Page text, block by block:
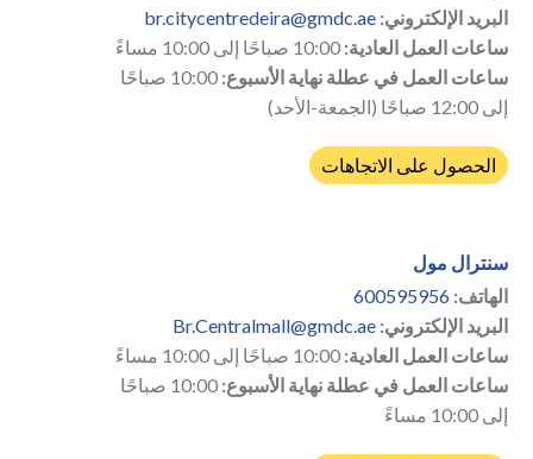
البريد الإلكتروني: br.citycentredeira@gmdc.ae
ساعات العمل العادية:
ساعات العمل في عطلة نهاية الأسبوع:
10:00 صباحًا
إلى 12:00 صباحًا (الجمعة-الأحد)
الحصول على الاتجاهات
سنترال مول
الهاتف: 600595956
البريد الإلكتروني: Br.Centralmall@gmdc.ae
ساعات العمل العادية:
ساعات العمل في عطلة نهاية الأسبوع:
10:00 صباحًا
إلى 10:00 مساءً